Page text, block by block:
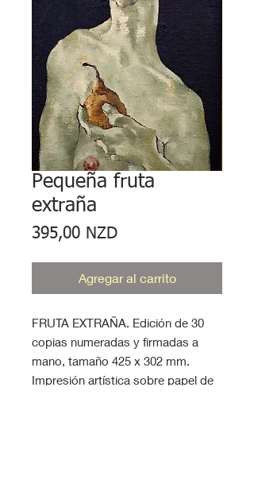
Pequeña fruta
extraña
395,00 NZDPrecio
Agregar al carrito
FRUTA EXTRAÑA. Edición de 30
copias numeradas y firmadas a
mano, tamaño 425 x 302 mm.
Impresión artística sobre papel de